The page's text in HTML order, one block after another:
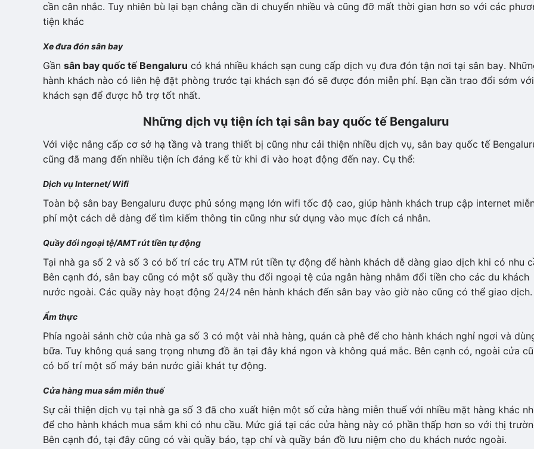
cần cân nhắc. Tuy nhiên bù lại bạn chẳng cần di chuyển nhiều và cũng đỡ mất thời gian hơn so với các
tiện khác
Xe đưa đón sân bay
Gần sân bay quốc tế Bengaluru có khá nhiều khách sạn cung cấp dịch vụ đưa đón tận nơi tại sân bay.
hành khách nào có liên hệ đặt phòng trước tại khách sạn đó sẽ được đón miễn phí. Bạn cần trao đổi sớm với
khách sạn để được hỗ trợ tốt nhất.
Những dịch vụ tiện ích tại sân bay quốc tế Bengaluru
Với việc nâng cấp cơ sở hạ tầng và trang thiết bị cũng như cải thiện nhiều dịch vụ, sân bay quốc tế
cũng đã mang đến nhiều tiện ích đáng kể từ khi đi vào hoạt động đến nay. Cụ thể:
Dịch vụ Internet/ Wifi
Toàn bộ sân bay Bengaluru được phủ sóng mạng lớn wifi tốc độ cao, giúp hành khách trup cập internet
phí một cách dễ dàng để tìm kiếm thông tin cũng như sử dụng vào mục đích cá nhân.
Quầy đổi ngoại tệ/AMT rút tiền tự động
Tại nhà ga số 2 và số 3 có bố trí các trụ ATM rút tiền tự động để hành khách dễ dàng giao dịch khi có nhu
Bên cạnh đó, sân bay cũng có một số quầy thu đổi ngoại tệ của ngân hàng nhằm đổi tiền cho các du khách
nước ngoài. Các quầy này hoạt động 24/24 nên hành khách đến sân bay vào giờ nào cũng có thể giao dịch.
Ẩm thực
Phía ngoài sảnh chờ của nhà ga số 3 có một vài nhà hàng, quán cà phê để cho hành khách nghỉ ngơi và
bữa. Tuy không quá sang trọng nhưng đồ ăn tại đây khá ngon và không quá mắc. Bên cạnh có, ngoài cửa
có bố trí một số máy bán nước giải khát tự động.
Cửa hàng mua sắm miễn thuế
Sự cải thiện dịch vụ tại nhà ga số 3 đã cho xuất hiện một số cửa hàng miễn thuế với nhiều mặt hàng khác
để cho hành khách mua sắm khi có nhu cầu. Mức giá tại các cửa hàng này có phần thấp hơn so với thị
Bên cạnh đó, tại đây cũng có vài quầy báo, tạp chí và quầy bán đồ lưu niệm cho du khách nước ngoài.